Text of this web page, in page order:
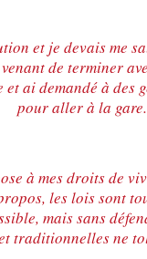
#Invisibles : Traite
et je devais me
de terminer
ai demandé à des
pour aller à la gare.
à mes droits de
les lois sont
mais sans
traditionnelles ne